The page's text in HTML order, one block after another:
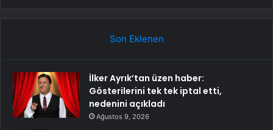
Son Eklenen
İlker Ayrık’tan üzen haber:
Gösterilerini tek tek iptal etti,
nedenini açıkladı
Ağustos 9, 2026